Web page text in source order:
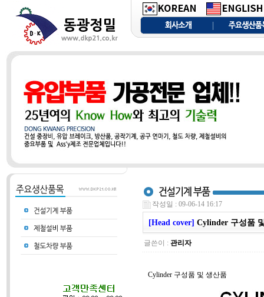
작성일 : 09-06-14 16:17
[Head cover] Cylinder 구성품
글쓴이 :관리자
Cylinder 구성품 및 생산품